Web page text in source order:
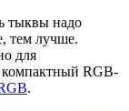
тыквы надо
тем лучше.
для
компактный RGB-
.